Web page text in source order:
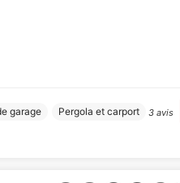
3 avis
garage
Pergola et carport